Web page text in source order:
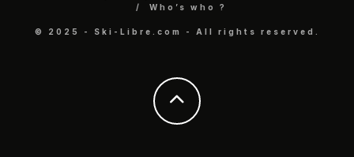
Who’s who ?
© 2025 - Ski-Libre.com - All rights reserved.